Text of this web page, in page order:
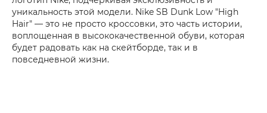
уникальность этой модели. Nike SB Dunk Low "High
Hair" — это не просто кроссовки, это часть истории,
воплощенная в высококачественной обуви, которая
будет радовать как на скейтборде, так и в
повседневной жизни.